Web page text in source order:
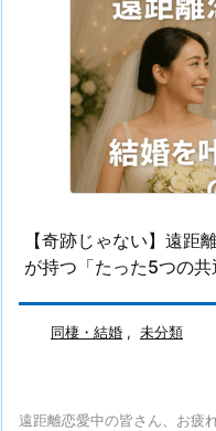
【奇跡じゃない】遠距
が持つ「たった5つの共
同棲・結婚 , 未分類
遠距離恋愛中の皆さん、お疲